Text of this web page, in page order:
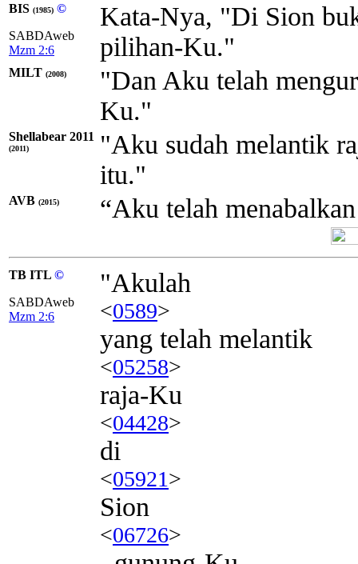
BIS (1985) ©
SABDAweb
Mzm 2:6
Kata-Nya, "Di Sion
pilihan-Ku."
MILT (2008)
"Dan Aku telah
Ku."
Shellabear 2011
(2011)
"Aku sudah melantik
itu."
AVB (2015) “Aku telah
TB ITL ©
SABDAweb
Mzm 2:6
"Akulah
<0589>
yang telah melantik
<05258>
raja-Ku
<04428>
di
<05921>
Sion
<06726>